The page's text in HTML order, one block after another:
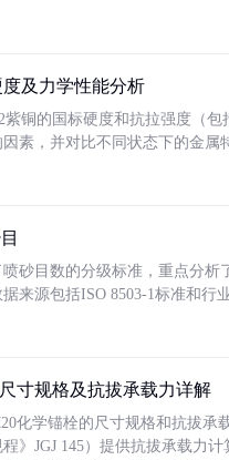
及力学性能分析
铜的国标硬度和抗拉强度（包
素，并对比不同状态下的金属
砂目数的分级标准，重点分析
来源包括ISO 8503-1标准和行
寸规格及抗拔承载力详解
化学锚栓的尺寸规格和抗拔
》JGJ 145）提供抗拔承载力